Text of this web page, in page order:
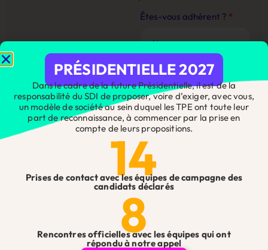
Contact
Web
Êtes-vous adhérent ? *
Nom*
PRÉSIDENTIELLE 2027
Dans le cadre de la future Présidentielle, il est de la
responsabilité du SDI de proposer, voire d’exiger, avec vous,
un modèle de société au sein duquel les TPE ont toute leur
part de reconnaissance, à commencer par la prise en
compte de leurs propositions.
14
Prises de contact avec les équipes de campagne des
candidats déclarés
8
Rencontres officielles avec les équipes qui ont
répondu à notre appel